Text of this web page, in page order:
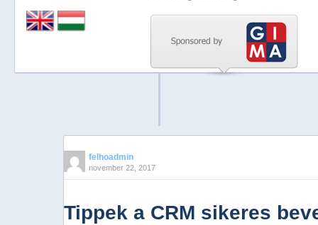
felhoadmin
november 22, 2017
Tippek a CRM sikeres